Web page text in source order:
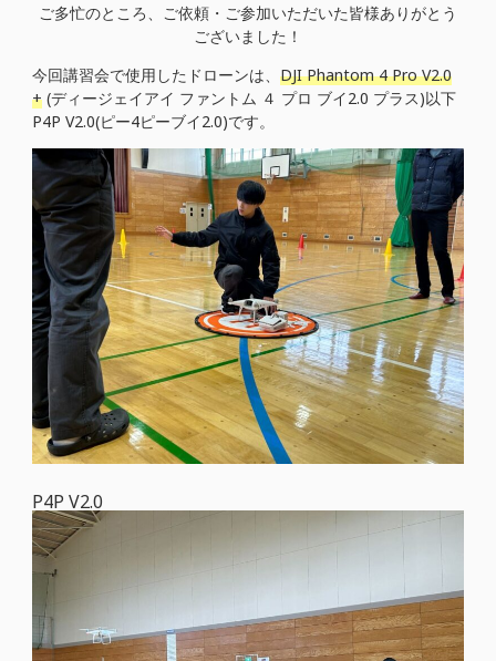
ご多忙のところ、ご依頼・ご参加いただいた皆様ありがとう
ございました！
今回講習会で使用したドローンは、 DJI Phantom 4 Pro V2.0
+(ディージェイアイ ファントム ４ プロ ブイ2.0 プラス)以下
P4P V2.0(ピー4ピーブイ2.0)です。
P4P V2.0